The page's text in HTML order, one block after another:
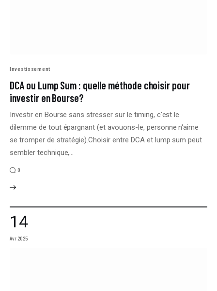
Investissement
DCA ou Lump Sum : quelle méthode choisir pour
investir en Bourse?
Investir en Bourse sans stresser sur le timing, c'est le
dilemme de tout épargnant (et avouons-le, personne n'aime
se tromper de stratégie).Choisir entre DCA et lump sum peut
sembler technique,…
0
14
Avr 2025